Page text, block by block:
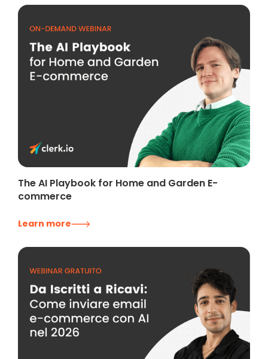
The AI Playbook for Home and Garden E-
commerce
Learn more